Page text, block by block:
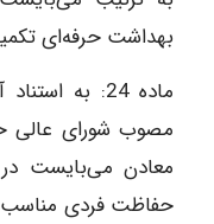
بهداشت حرفه‌ای
ماده‌ 24: به
مصوب شورای عالی
معادن می‌بایست
حفاظت فردی مناسب